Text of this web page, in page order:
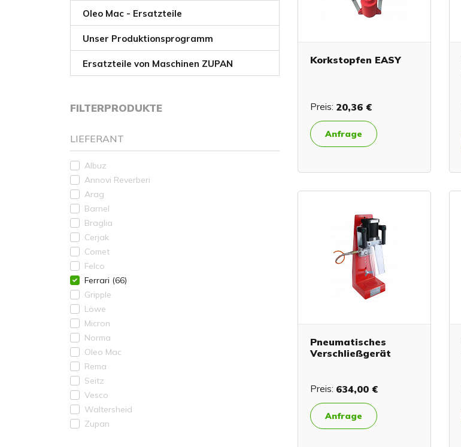
Oleo Mac - Ersatzteile
Unser Produktionsprogramm
Ersatzteile von Maschinen ZUPAN
FILTERPRODUKTE
LIEFERANT
Albuz
Annovi Reverberi
Arag
Barnel
Braglia
Cerjak
Comet
Felco
Ferrari (66)
Gripple
Löwe
Micron
Norma
Oleo Mac
Rema
Seitz
Vesco
Waltersheid
Zupan
Korkstopfen EASY
Preis: 20,36 €
Anfrage
Pneumatisches
Verschließgerät
Preis: 634,00 €
Anfrage